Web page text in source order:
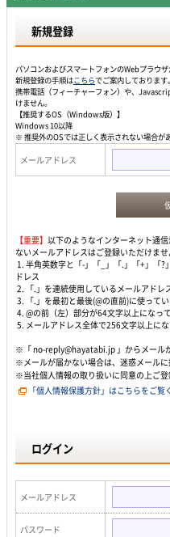
新規登録
パソコンおよびスマートフォンのWebプラウザ
新規登録の手順はこちらでご案内しております。
携帯電話（フィーチャーフォン）や、
けません。
【推奨するOS（Windows版）】
Windows 10以降
※ 推奨外のOSでは正しく表示されない場合が
メールアドレス
【重要】 以下のようなインターネット通
ないメールアドレスはご登録いただけませ
1. 半角英数字と「-」「_」「.」「+」「
ドレス
2. 「.」を連続使用しているメールアドレ
3. 「.」を最初と最後(@の直前)に使って
4. @の前（左）部分が64文字以上になっ
5. メールアドレス全体で256文字以上に
※「 no-reply@hayatabi.jp 」からメール
※メールが届かない場合は、迷惑メールに
※当社個人情報の取り扱いに同意の上ご登
「個人情報保護方針」はこちらをご覧
ログイン
メールアドレス
パスワード